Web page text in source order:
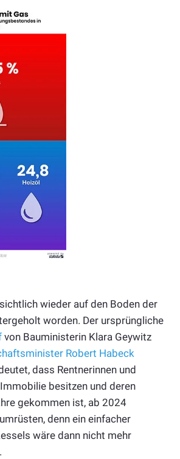
wieder auf den Boden der
worden. Der ursprüngliche
von Bauministerin Klara Geywitz
Robert Habeck
dass Rentnerinnen und
besitzen und deren
gekommen ist, ab 2024
denn ein einfacher
wäre dann nicht mehr